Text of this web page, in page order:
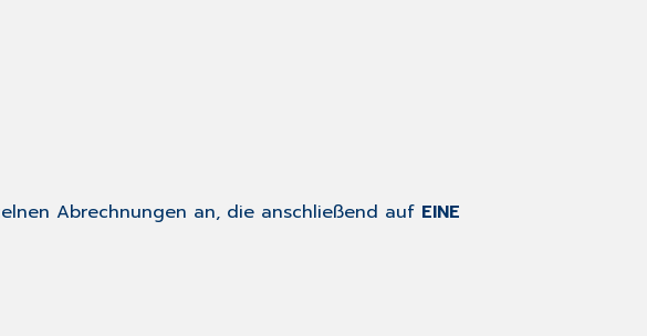
Abrechnungen an, die anschließend auf EINE